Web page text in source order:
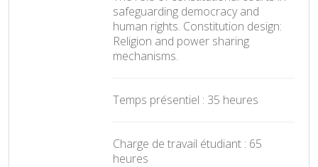
safeguarding democracy and
human rights. Constitution design:
Religion and power sharing
mechanisms.
Temps présentiel : 35 heures
Charge de travail étudiant : 65
heures